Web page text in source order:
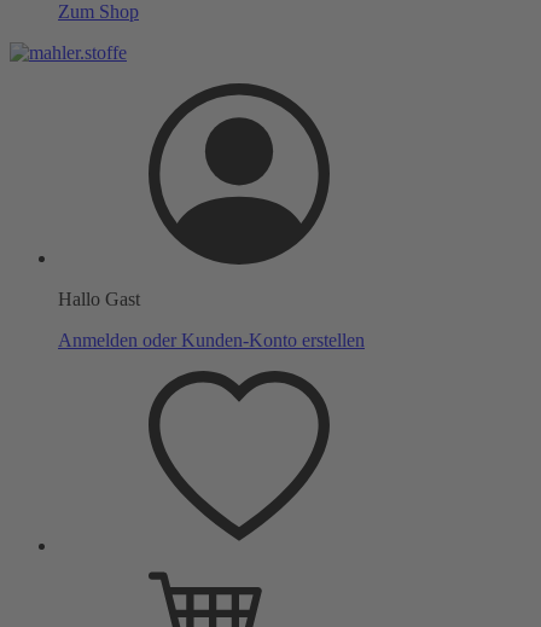
Zum Shop
Hallo Gast
Anmelden oder Kunden-Konto erstellen